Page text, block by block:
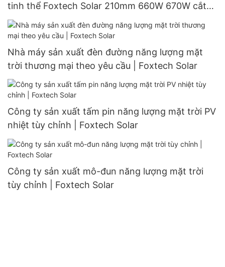
tinh thể Foxtech Solar 210mm 660W 670W cắt
đôi 132 cell
Nhà máy sản xuất đèn đường năng lượng mặt
trời thương mại theo yêu cầu | Foxtech Solar
Công ty sản xuất tấm pin năng lượng mặt trời PV
nhiệt tùy chỉnh | Foxtech Solar
Công ty sản xuất mô-đun năng lượng mặt trời
tùy chỉnh | Foxtech Solar